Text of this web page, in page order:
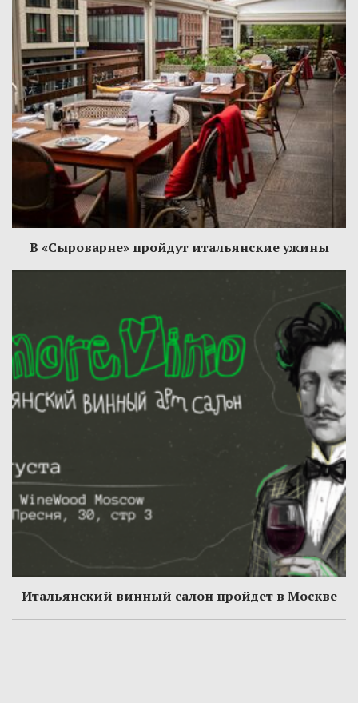
В «Сыроварне» пройдут итальянские ужины
Итальянский винный салон пройдет в Москве